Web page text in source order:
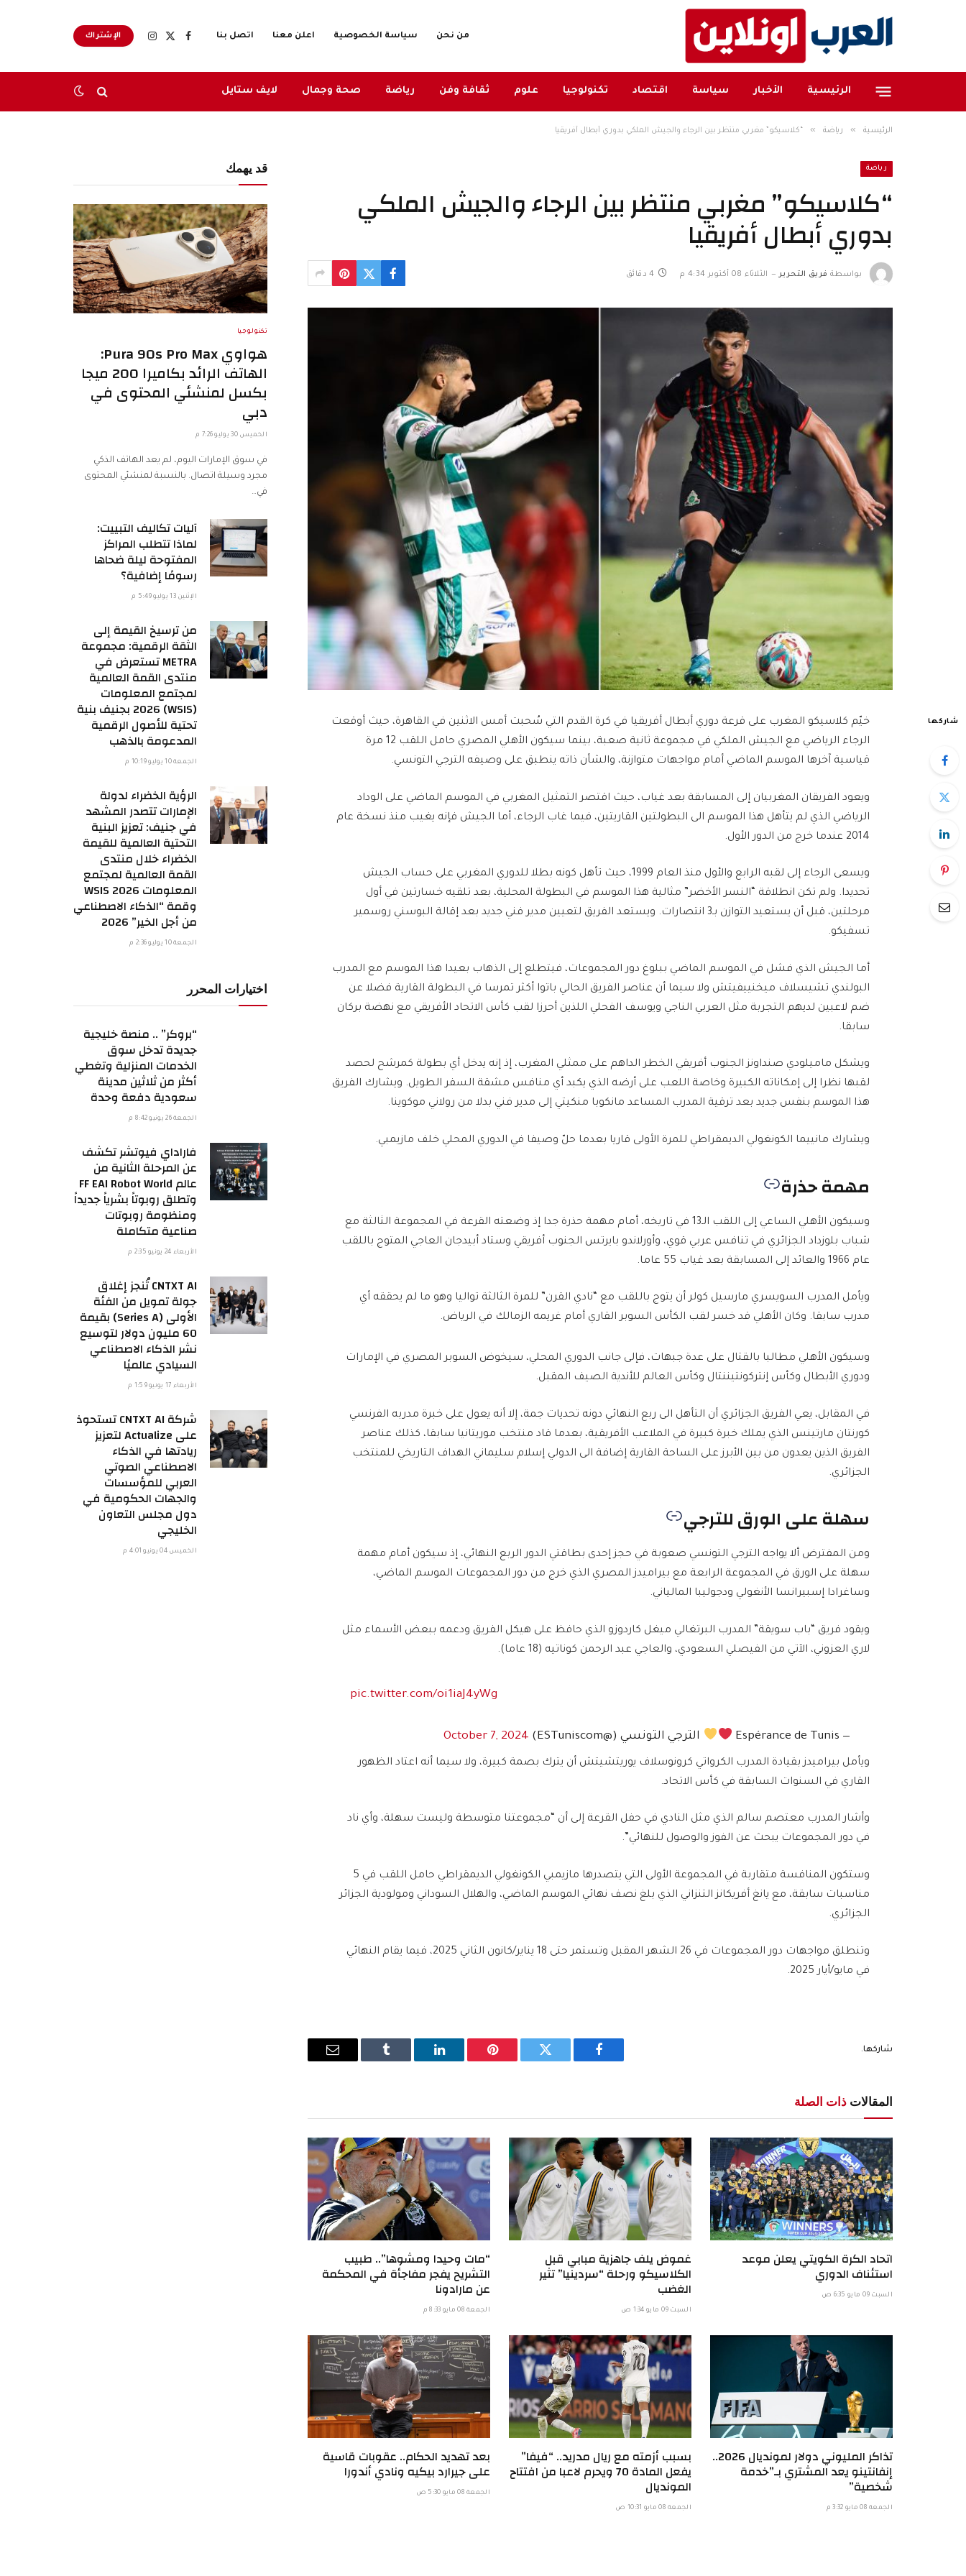
من نحن سياسة الخصوصية اعلن معنا اتصل بنا
فيسبوك
X
الانستغرام
الإشتراك
الرئيسية الأخبار سياسة اقتصاد تكنولوجيا علوم ثقافة وفن رياضة صحة وجمال لايف ستايل
الرئيسية » رياضة » “كلاسيكو” مغربي منتظر بين الرجاء والجيش الملكي بدوري أبطال أفريقيا
رياضة
“كلاسيكو” مغربي منتظر بين الرجاء والجيش الملكي
بدوري أبطال أفريقيا
بواسطة فريق التحرير الثلاثاء 08 أكتوبر 4:34 م 4 دقائق
شاركها
خيّم كلاسيكو المغرب على قرعة دوري أبطال أفريقيا في كرة القدم التي سُحبت أمس الاثنين في القاهرة، حيث أوقعت
الرجاء الرياضي مع الجيش الملكي في مجموعة ثانية صعبة، بينما سيكون الأهلي المصري حامل اللقب 12 مرة
قياسية آخرها الموسم الماضي أمام مواجهات متوازنة، والشأن ذاته ينطبق على وصيفه الترجي التونسي.
ويعود الفريقان المغربيان إلى المسابقة بعد غياب، حيث اقتصر التمثيل المغربي في الموسم الماضي على الوداد
الرياضي الذي لم يتأهل هذا الموسم الى البطولتين القاريتين، فيما غاب الرجاء، أما الجيش فإنه يغيب منذ نسخة عام
2014 عندما خرج من الدور الأول.
ويسعى الرجاء إلى لقبه الرابع والأول منذ العام 1999، حيث تأهل كونه بطلا للدوري المغربي على حساب الجيش
تحديدا. ولم تكن انطلاقة “النسر الأخضر” مثالية هذا الموسم في البطولة المحلية، بعد تلقيه خسارتين في أول
مرحلتين، قبل أن يستعيد التوازن بـ3 انتصارات. ويستعد الفريق لتعيين مدير فني جديد بعد إقالة البوسني روسمير
تسفيكو.
أما الجيش الذي فشل في الموسم الماضي ببلوغ دور المجموعات، فيتطلع إلى الذهاب بعيدا هذا الموسم مع المدرب
البولندي تشيسلاف ميخنييفيتش ولا سيما أن عناصر الفريق الحالي باتوا أكثر تمرسا في البطولة القارية فضلا عن
ضم لاعبين لديهم التجربة مثل العربي الناجي ويوسف الفحلي اللذين أحرزا لقب كأس الاتحاد الأفريقي مع نهضة بركان
سابقا.
ويشكل ماميلودي صنداونز الجنوب أفريقي الخطر الداهم على ممثلي المغرب، إذ إنه يدخل أي بطولة كمرشح لحصد
لقبها نظرا إلى إمكاناته الكبيرة وخاصة اللعب على أرضه الذي يكبد أي منافس مشقة السفر الطويل. ويشارك الفريق
هذا الموسم بنفس جديد بعد ترقية المدرب المساعد مانكوبا منكيتي إلى مدير فني بدلا من رولاني موكوينا.
ويشارك مانييما الكونغولي الديمقراطي للمرة الأولى قاريا بعدما حلّ وصيفا في الدوري المحلي خلف مازيمبي.
مهمة حذرة
وسيكون الأهلي الساعي إلى اللقب الـ13 في تاريخه، أمام مهمة حذرة جدا إذ وضعته القرعة في المجموعة الثالثة مع
شباب بلوزداد الجزائري في تنافس عربي قوي، وأورلاندو بايرتس الجنوب أفريقي وستاد أبيدجان العاجي المتوج باللقب
عام 1966 والعائد إلى المسابقة بعد غياب 55 عاما.
ويأمل المدرب السويسري مارسيل كولر أن يتوج باللقب مع “نادي القرن” للمرة الثالثة تواليا وهو ما لم يحققه أي
مدرب سابقا. وكان الأهلي قد خسر لقب الكأس السوبر القاري أمام غريمه الزمالك في الرياض.
وسيكون الأهلي مطالبا بالقتال على عدة جبهات، فإلى جانب الدوري المحلي، سيخوض السوبر المصري في الإمارات
ودوري الأبطال وكأس إنتركونتيننتال وكأس العالم للأندية الصيف المقبل.
في المقابل، يعي الفريق الجزائري أن التأهل الى ربع النهائي دونه تحديات جمة، إلا أنه يعول على خبرة مدربه الفرنسي
كورنتان مارتينس الذي يملك خبرة كبيرة في الملاعب الأفريقية، بعدما قاد منتخب موريتانيا سابقا، كذلك عناصر
الفريق الذين يعدون من بين الأبرز على الساحة القارية إضافة الى الدولي إسلام سليماني الهداف التاريخي للمنتخب
الجزائري.
سهلة على الورق للترجي
ومن المفترض ألا يواجه الترجي التونسي صعوبة في حجز إحدى بطاقتي الدور الربع النهائي، إذ سيكون أمام مهمة
سهلة على الورق في المجموعة الرابعة مع بيراميدز المصري الذي خرج من دور المجموعات الموسم الماضي،
وساغرادا إسبيرانسا الأنغولي ودجوليبا المالياني.
ويقود فريق “باب سويقة” المدرب البرتغالي ميغل كاردوزو الذي حافظ على هيكل الفريق ودعمه ببعض الأسماء مثل
لاري العزوني، الآتي من الفيصلي السعودي، والعاجي عبد الرحمن كوناتيه (18 عاما).
pic.twitter.com/oi1iaJ4yWg
— Espérance de Tunis الترجي التونسي (@ESTuniscom) October 7, 2024
ويأمل بيراميدز بقيادة المدرب الكرواتي كرونوسلاف يوريتشيتش أن يترك بصمة كبيرة، ولا سيما أنه اعتاد الظهور
القاري في السنوات السابقة في كأس الاتحاد.
وأشار المدرب معتصم سالم الذي مثل النادي في حفل القرعة إلى أن “مجموعتنا متوسطة وليست سهلة، وأي ناد
في دور المجموعات يبحث عن الفوز والوصول للنهائي”.
وستكون المنافسة متقاربة في المجموعة الأولى التي يتصدرها مازيمبي الكونغولي الديمقراطي حامل اللقب في 5
مناسبات سابقة، مع يانغ أفريكانز التنزاني الذي بلغ نصف نهائي الموسم الماضي، والهلال السوداني ومولودية الجزائر
الجزائري.
وتنطلق مواجهات دور المجموعات في 26 الشهر المقبل وتستمر حتى 18 يناير/كانون الثاني 2025، فيما يقام النهائي
في مايو/أيار 2025.
شاركها.
فيسبوك تويتر بينتيريستلينكدإن Tumblr
البريد
المقالات ذات الصلة
اتحاد الكرة الكويتي يعلن موعد
استئناف الدوري
السبت 09 مايو 6:35 ص
غموض يلف جاهزية مبابي قبل
الكلاسيكو ورحلة “سردينيا” تثير
الغضب
السبت 09 مايو 1:34 ص
“مات وحيدا ومشوها”.. طبيب
التشريح يفجر مفاجأة في المحكمة
عن مارادونا
الجمعة 08 مايو 8:33 م
تذاكر المليوني دولار لمونديال 2026..
إنفانتينو يعد المشتري بـ”خدمة
شخصية”
الجمعة 08 مايو 3:32 م
بسبب أزمته مع ريال مدريد.. “فيفا”
يفعل المادة 70 ويحرم لاعبا من افتتاح
المونديال
الجمعة 08 مايو 10:31 ص
بعد تهديد الحكام.. عقوبات قاسية
على جيرارد بيكيه ونادي أندورا
الجمعة 08 مايو 5:30 ص
قد يهمك
تكنولوجيا
هواوي Pura 90s Pro Max:
الهاتف الرائد بكاميرا 200 ميجا
بكسل لمنشئي المحتوى في
دبي
الخميس 30 يوليو 7:26 م
في سوق الإمارات اليوم، لم يعد الهاتف الذكي
مجرد وسيلة اتصال. بالنسبة لمنشئي المحتوى
في…
آليات تكاليف التبييت:
لماذا تتطلب المراكز
المفتوحة ليلة ضحاها
رسومًا إضافية؟
الإثنين 13 يوليو 5:49 م
من ترسيخ القيمة إلى
الثقة الرقمية: مجموعة
METRA تستعرض في
منتدى القمة العالمية
لمجتمع المعلومات
(WSIS) 2026 بجنيف بنية
تحتية للأصول الرقمية
المدعومة بالذهب
الجمعة 10 يوليو 10:19 م
الرؤية الخضراء لدولة
الإمارات تتصدر المشهد
في جنيف: تعزيز البنية
التحتية العالمية للقيمة
الخضراء خلال منتدى
القمة العالمية لمجتمع
المعلومات WSIS 2026
وقمة “الذكاء الاصطناعي
من أجل الخير” 2026
الجمعة 10 يوليو 2:36 م
اختيارات المحرر
“بروكر” .. منصة خليجية
جديدة تدخل سوق
الخدمات المنزلية وتغطي
أكثر من ثلاثين مدينة
سعودية دفعة وحدة
الجمعة 26 يونيو 8:42 م
فاراداي فيوتشر تكشف
عن المرحلة الثانية من
عالم FF EAI Robot World
وتطلق روبوتاً بشرياً جديداً
ومنظومة روبوتات
صناعية متكاملة
الأربعاء 24 يونيو 2:35 م
CNTXT AI تُنجز إغلاق
جولة تمويل من الفئة
الأولى (Series A) بقيمة
60 مليون دولار لتوسيع
نشر الذكاء الاصطناعي
السيادي عالميًا
الأربعاء 17 يونيو 1:59 م
شركة CNTXT AI تستحوذ
على Actualize لتعزيز
ريادتها في الذكاء
الاصطناعي الصوتي
العربي للمؤسسات
والجهات الحكومية في
دول مجلس التعاون
الخليجي
الخميس 04 يونيو 4:01 م